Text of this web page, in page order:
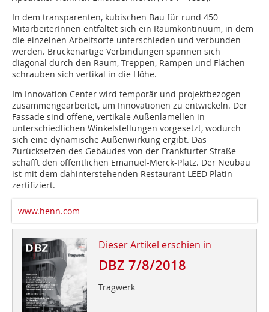
In dem transparenten, kubischen Bau für rund 450
MitarbeiterInnen entfaltet sich ein Raumkontinuum, in dem
die einzelnen Arbeitsorte unterschieden und verbunden
werden. Brückenartige Verbindungen spannen sich
diagonal durch den Raum, Treppen, Rampen und Flächen
schrauben sich vertikal in die Höhe.
Im Innovation Center wird temporär und projektbezogen
zusammengearbeitet, um Innovationen zu entwickeln. Der
Fassade sind offene, vertikale Außenlamellen in
unterschiedlichen Winkelstellungen vorgesetzt, wodurch
sich eine dynamische Außenwirkung ergibt. Das
Zurücksetzen des Gebäudes von der Frankfurter Straße
schafft den öffentlichen Emanuel-Merck-Platz. Der Neubau
ist mit dem dahinterstehenden Restaurant LEED Platin
zertifiziert.
www.henn.com
Dieser Artikel erschien in
DBZ 7/8/2018
Tragwerk